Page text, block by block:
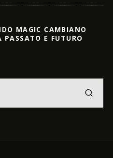
MAGIC CAMBIANO
PASSATO E FUTURO